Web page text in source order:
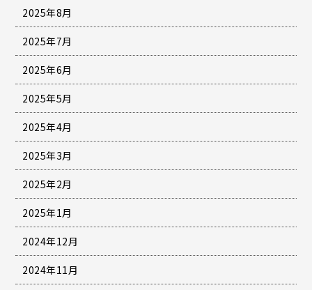
2025年8月
2025年7月
2025年6月
2025年5月
2025年4月
2025年3月
2025年2月
2025年1月
2024年12月
2024年11月